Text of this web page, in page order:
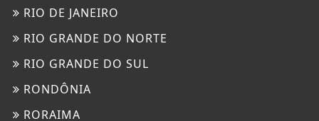
RIO DE JANEIRO
RIO GRANDE DO NORTE
RIO GRANDE DO SUL
RONDÔNIA
RORAIMA